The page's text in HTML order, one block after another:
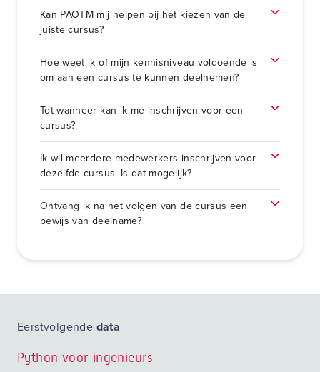
Kan PAOTM mij helpen bij het kiezen van de
juiste cursus?
Hoe weet ik of mijn kennisniveau voldoende is
om aan een cursus te kunnen deelnemen?
Tot wanneer kan ik me inschrijven voor een
cursus?
Ik wil meerdere medewerkers inschrijven voor
dezelfde cursus. Is dat mogelijk?
Ontvang ik na het volgen van de cursus een
bewijs van deelname?
Eerstvolgende data
Python voor ingenieurs